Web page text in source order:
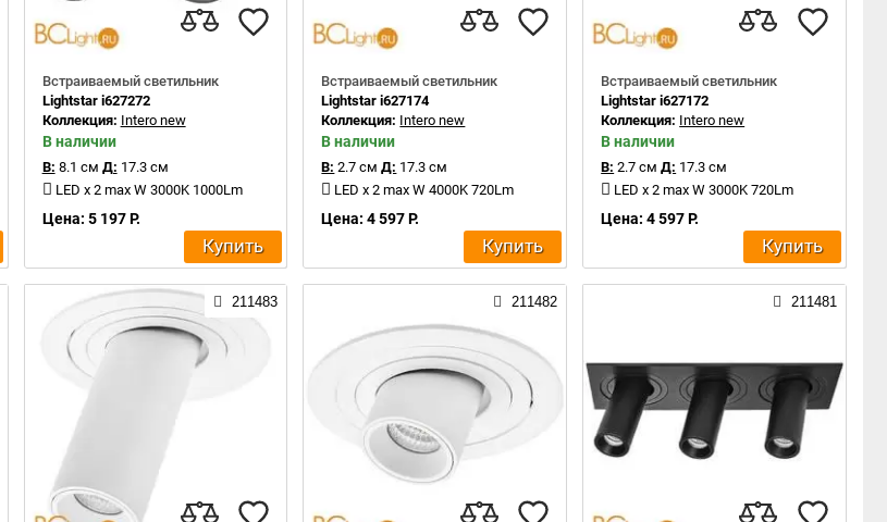
Встраиваемый светильник
Lightstar i627272
Коллекция: Intero new
В наличии
В: 8.1 см Д: 17.3 см
LED x 2 max W 3000K 1000Lm
Цена: 5 197 Р.
Купить
Встраиваемый светильник
Lightstar i627174
Коллекция: Intero new
В наличии
В: 2.7 см Д: 17.3 см
LED x 2 max W 4000K 720Lm
Цена: 4 597 Р.
Купить
Встраиваемый светильник
Lightstar i627172
Коллекция: Intero new
В наличии
В: 2.7 см Д: 17.3 см
LED x 2 max W 3000K 720Lm
Цена: 4 597 Р.
Купить
211483 211482 211481